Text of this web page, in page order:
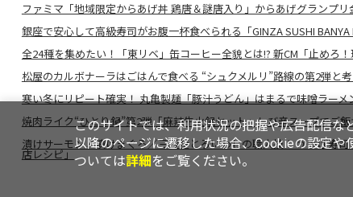
ファミマ「地域限定からあげ丼 鶏唐＆謎唐入り」からあげグランプ
銀座で安心して高級寿司がお腹一杯食べられる「GINZA SUSHI
全24種を集めたい！「東リベ」缶コーヒー全貌とは!? 新CM「止めろ
松屋のカルボナーラはごはんで食べる “シュクメルリ”路線の第2弾と
寒い冬にリピート確実！ 丸亀製麺「豚汁うどん」はまるで味噌ラーメ
焼肉ライク“ひとり鍋”第2弾「麻辣牛火鍋セット」しび辛スープでご
漬けサーモン／漬けまぐろ／三陸産とろいわしの職人技！ かっぱ寿
店レシピ」
このサイトでは、利用状況の把握や広告配信な
以降のページに遷移した場合、Cookieの設定
ついては詳細をご覧ください。